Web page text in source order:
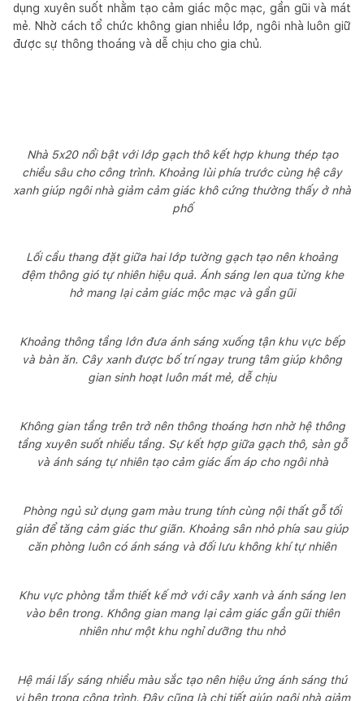
dụng xuyên suốt nhằm tạo cảm giác mộc mạc, gần gũi và mát
mẻ. Nhờ cách tổ chức không gian nhiều lớp, ngôi nhà luôn giữ
được sự thông thoáng và dễ chịu cho gia chủ.
Nhà 5x20 nổi bật với lớp gạch thô kết hợp khung thép tạo
chiều sâu cho công trình. Khoảng lùi phía trước cùng hệ cây
xanh giúp ngôi nhà giảm cảm giác khô cứng thường thấy ở nhà
phố
Lối cầu thang đặt giữa hai lớp tường gạch tạo nên khoảng
đệm thông gió tự nhiên hiệu quả. Ánh sáng len qua từng khe
hở mang lại cảm giác mộc mạc và gần gũi
Khoảng thông tầng lớn đưa ánh sáng xuống tận khu vực bếp
và bàn ăn. Cây xanh được bố trí ngay trung tâm giúp không
gian sinh hoạt luôn mát mẻ, dễ chịu
Không gian tầng trên trở nên thông thoáng hơn nhờ hệ thông
tầng xuyên suốt nhiều tầng. Sự kết hợp giữa gạch thô, sàn gỗ
và ánh sáng tự nhiên tạo cảm giác ấm áp cho ngôi nhà
Phòng ngủ sử dụng gam màu trung tính cùng nội thất gỗ tối
giản để tăng cảm giác thư giãn. Khoảng sân nhỏ phía sau giúp
căn phòng luôn có ánh sáng và đối lưu không khí tự nhiên
Khu vực phòng tắm thiết kế mở với cây xanh và ánh sáng len
vào bên trong. Không gian mang lại cảm giác gần gũi thiên
nhiên như một khu nghỉ dưỡng thu nhỏ
Hệ mái lấy sáng nhiều màu sắc tạo nên hiệu ứng ánh sáng thú
vị bên trong công trình. Đây cũng là chi tiết giúp ngôi nhà giảm